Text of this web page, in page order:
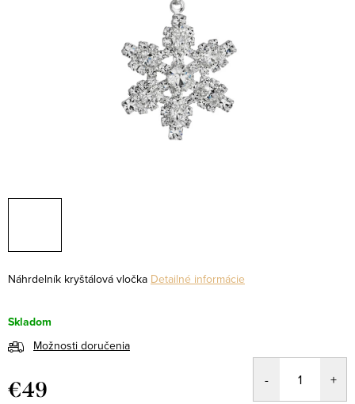
Náhrdelník kryštálová vločka Detailné informácie
Skladom
Možnosti doručenia
€49